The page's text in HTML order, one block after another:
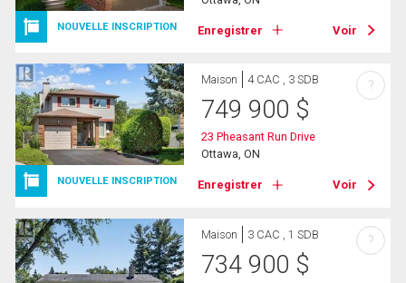
NOUVELLE INSCRIPTION Enregistrer Voir
NOUVELLE INSCRIPTION
Maison 4 CAC , 3 SDB
749 900 $
23 Pheasant Run Drive
Ottawa, ON
Enregistrer Voir
?
Maison 3 CAC , 1 SDB
734 900 $
?